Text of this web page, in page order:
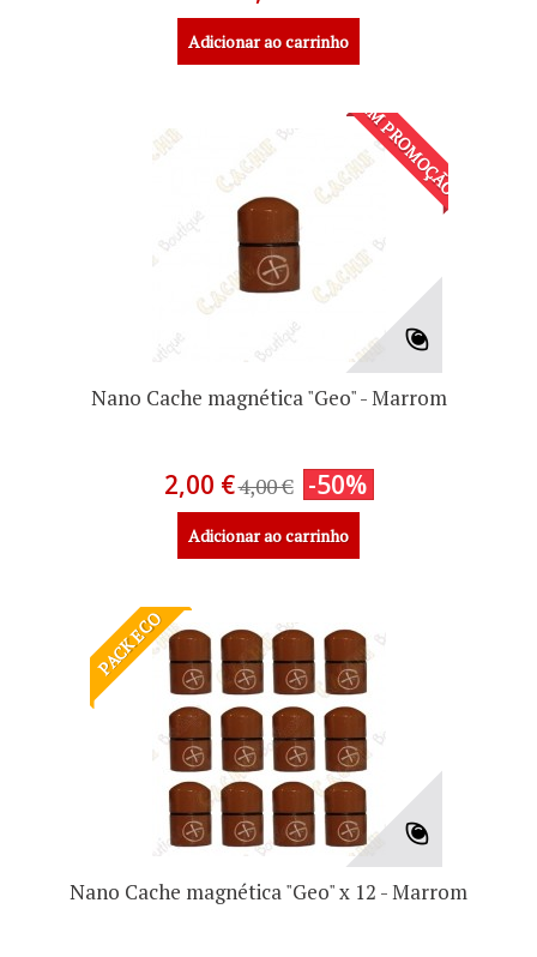
Adicionar ao carrinho
EM PROMOÇÃO!
Nano Cache magnética "Geo" - Marrom
2,00 €4,00 € -50%
Adicionar ao carrinho
PACK ECO
Nano Cache magnética "Geo" x 12 - Marrom